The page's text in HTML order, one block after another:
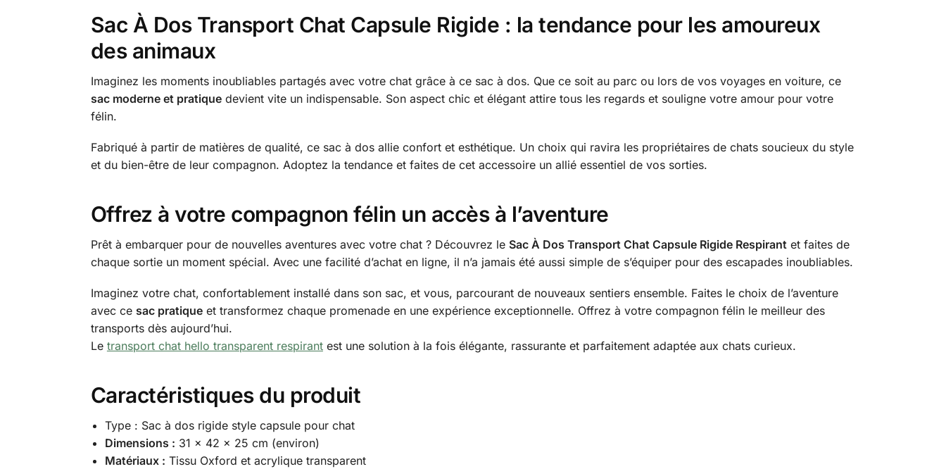
Sac À Dos Transport Chat Capsule Rigide : la tendance pour les amoureux
des animaux
Imaginez les moments inoubliables partagés avec votre chat grâce à ce sac à dos. Que ce soit au parc ou lors de vos voyages en voiture, ce
sac moderne et pratiquedevient vite un indispensable. Son aspect chic et élégant attire tous les regards et souligne votre amour pour votre
félin.
Fabriqué à partir de matières de qualité, ce sac à dos allie confort et esthétique. Un choix qui ravira les propriétaires de chats soucieux du style
et du bien-être de leur compagnon. Adoptez la tendance et faites de cet accessoire un allié essentiel de vos sorties.
Offrez à votre compagnon félin un accès à l’aventure
Prêt à embarquer pour de nouvelles aventures avec votre chat ? Découvrez le Sac À Dos Transport Chat Capsule Rigide Respirant et faites de
chaque sortie un moment spécial. Avec une facilité d’achat en ligne, il n’a jamais été aussi simple de s’équiper pour des escapades inoubliables.
Imaginez votre chat, confortablement installé dans son sac, et vous, parcourant de nouveaux sentiers ensemble. Faites le choix de l’aventure
avec ce sac pratiqueet transformez chaque promenade en une expérience exceptionnelle. Offrez à votre compagnon félin le meilleur des
transports dès aujourd’hui.
Le transport chat hello transparent respirantest une solution à la fois élégante, rassurante et parfaitement adaptée aux chats curieux.
Caractéristiques du produit
Type : Sac à dos rigide style capsule pour chat
Dimensions : 31 x 42 x 25 cm (environ)
Matériaux : Tissu Oxford et acrylique transparent